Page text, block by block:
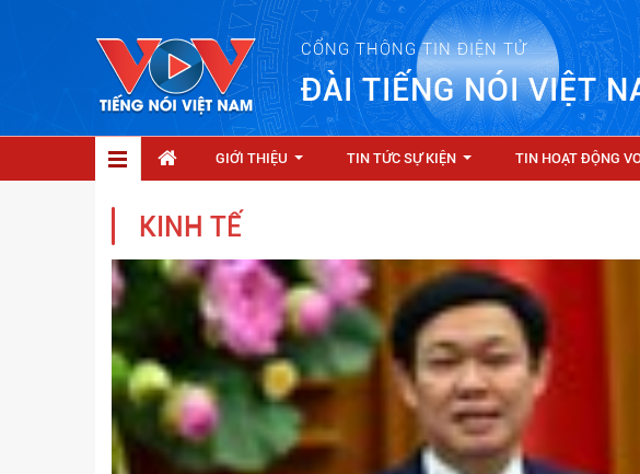
CỔNG THÔNG TIN ĐIỆN TỬ
ĐÀI TIẾNG NÓI VIỆT
GIỚI THIỆU TIN TỨC SỰ KIỆN TIN HOẠT ĐỘNG
KINH TẾ